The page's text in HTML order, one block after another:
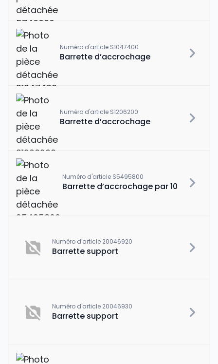
Numéro d'article S1047400
Barrette d’accrochage
Numéro d'article S1206200
Barrette d’accrochage
Numéro d'article S5495800
Barrette d’accrochage par 10
Numéro d'article 20046920
Barrette support
Numéro d'article 20046930
Barrette support